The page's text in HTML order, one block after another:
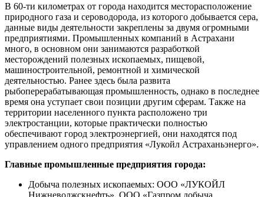
В 60-ти километрах от города находится месторасположение
природного газа и сероводорода, из которого добывается сера,
данные виды деятельности закреплены за двумя огромными
предприятиями. Промышленных компаний в Астрахани
много, в основном они занимаются разработкой
месторождений полезных ископаемых, пищевой,
машиностроительной, ремонтной и химической
деятельностью. Ранее здесь была развита
рыбоперерабатывающая промышленность, однако в последнее
время она уступает свои позиции другим сферам. Также на
территории населенного пункта расположено три
электростанции, которые практически полностью
обеспечивают город электроэнергией, они находятся под
управлением одного предприятия «Лукойл Астраханьэнерго».
Главные промышленные предприятия города:
Добыча полезных ископаемых: ООО «ЛУКОЙЛ
Нижневолжскнефть», ООО «Газпром добыча